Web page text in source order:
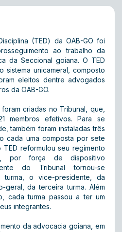
(TED) da OAB-GO foi
ao trabalho da
da Seccional goiana. O TED
sistema unicameral, composto
eleitos dentre advogados
da OAB-GO.
criadas no Tribunal, que,
membros efetivos. Para se
também foram instaladas três
cada uma composta por sete
TED reformulou seu regimento
por força de dispositivo
do Tribunal tornou-se
turma, o vice-presidente, da
geral, da terceira turma. Além
cada turma passou a ter um
integrantes.
da advocacia goiana, em